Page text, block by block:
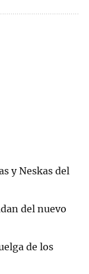
y Neskas del
del nuevo
de los